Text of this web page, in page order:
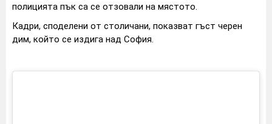
полицията пък са се отзовали на мястото.
Кадри, споделени от столичани, показват гъст черен
дим, който се издига над София.